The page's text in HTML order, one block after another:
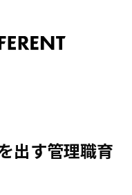
出す管理職育